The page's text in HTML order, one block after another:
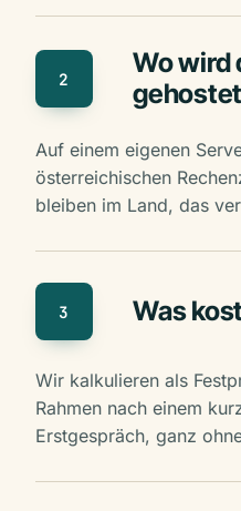
2
Wo wird
Auf einem eigenen
österreichischen
bleiben im Land, das
3 Was
Wir kalkulieren als
Rahmen nach einem
Erstgespräch, ganz